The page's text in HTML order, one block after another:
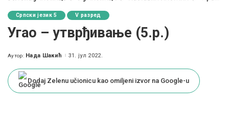
Српски језик 5 V разред
Угао – утврђивање (5.р.)
Posted
Аутор: Нада Шакић 31. јул 2022.
Dodaj Zelenu učionicu kao omiljeni izvor na Google-u